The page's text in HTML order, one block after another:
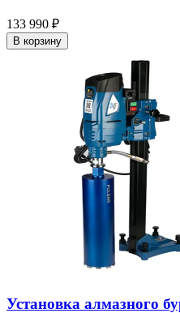
133 990 ₽
В корзину
Установка алмазного